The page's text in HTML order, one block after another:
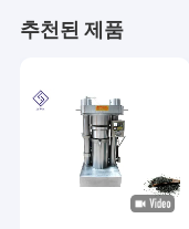
추천된 제품